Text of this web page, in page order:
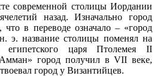
современной столицы Иордании
назад. Изначально город
в переводе означало – «город
название столицы поменял на
царя Птолемея II
город получил в VII веке,
город у Византийцев.